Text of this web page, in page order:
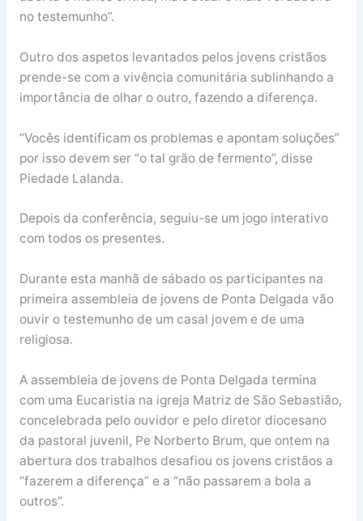
no testemunho”.
Outro dos aspetos levantados pelos jovens cristãos
prende-se com a vivência comunitária sublinhando a
importância de olhar o outro, fazendo a diferença.
“Vocês identificam os problemas e apontam soluções”
por isso devem ser “o tal grão de fermento”, disse
Piedade Lalanda.
Depois da conferência, seguiu-se um jogo interativo
com todos os presentes.
Durante esta manhã de sábado os participantes na
primeira assembleia de jovens de Ponta Delgada vão
ouvir o testemunho de um casal jovem e de uma
religiosa.
A assembleia de jovens de Ponta Delgada termina
com uma Eucaristia na igreja Matriz de São Sebastião,
concelebrada pelo ouvidor e pelo diretor diocesano
da pastoral juvenil, Pe Norberto Brum, que ontem na
abertura dos trabalhos desafiou os jovens cristãos a
“fazerem a diferença” e a “não passarem a bola a
outros”.